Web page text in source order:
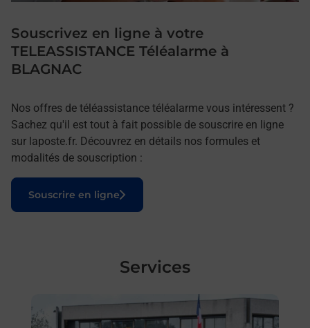
Souscrivez en ligne à votre
TELEASSISTANCE Téléalarme à
BLAGNAC
Nos offres de téléassistance téléalarme vous intéressent ?
Sachez qu'il est tout à fait possible de souscrire en ligne
sur laposte.fr. Découvrez en détails nos formules et
modalités de souscription :
Souscrire en ligne
Le lien s'ouvre dans un nouvel onglet
Services
En savoir plus